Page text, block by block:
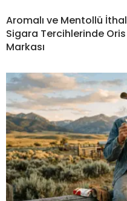
Aromalı ve Mentollü İthal
Sigara Tercihlerinde Oris
Markası